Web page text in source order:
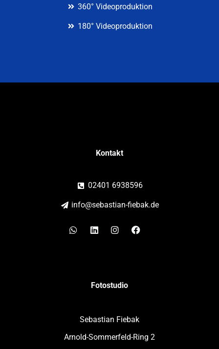
360° Videoproduktion
180° Videoproduktion
Kontakt
02401 6938596
info@sebastian-fiebak.de
Whatsapp
LinkedinInstagramFacebook
Fotostudio
Sebastian Fiebak
Arnold-Sommerfeld-Ring 2